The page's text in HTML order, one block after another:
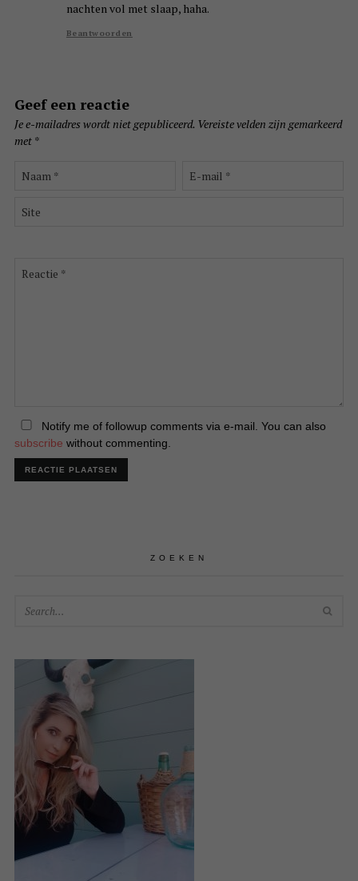
nachten vol met slaap, haha.
Beantwoorden
Geef een reactie
Je e-mailadres wordt niet gepubliceerd. Vereiste velden zijn gemarkeerd
met *
Notify me of followup comments via e-mail. You can also
subscribe without commenting.
ZOEKEN